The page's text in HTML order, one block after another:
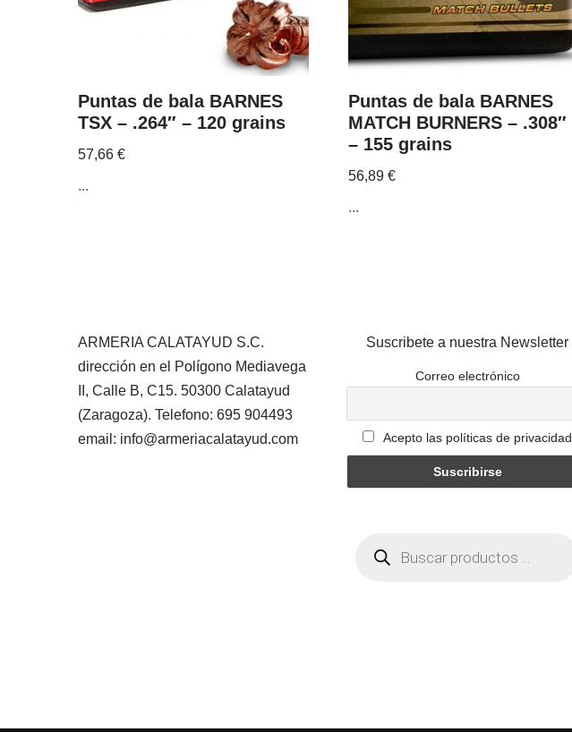
Puntas de bala BARNES
TSX – .264″ – 120 grains
57,66 €
...
Puntas de bala BARNES
MATCH BURNERS – .308″
– 155 grains
56,89€
...
ARMERIA CALATAYUD S.C.
dirección en el Polígono Mediavega
II, Calle B, C15. 50300 Calatayud
(Zaragoza). Telefono: 695 904493
email: info@armeriacalatayud.com
Suscribete a nuestra Newsletter
Correo electrónico
Acepto las políticas de privacidad